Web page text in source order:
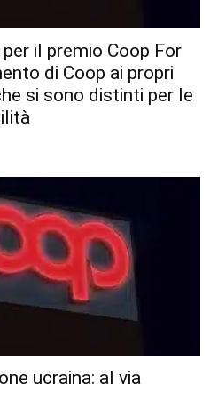
il premio Coop For
di Coop ai propri
si sono distinti per le
ucraina: al via